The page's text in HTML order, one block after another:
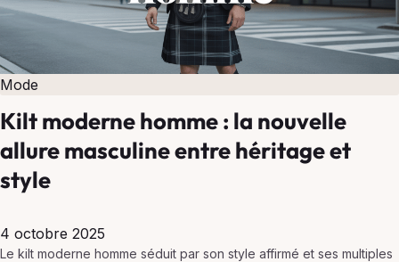
Mode
Kilt moderne homme : la nouvelle
allure masculine entre héritage et
style
4 octobre 2025
Le kilt moderne homme séduit par son style affirmé et ses multiples